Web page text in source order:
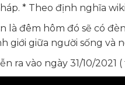
* Theo định nghĩa
là đêm hôm đó sẽ có
giới giữa người sống và
ra vào ngày 31/10/2021